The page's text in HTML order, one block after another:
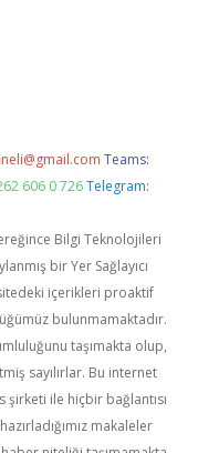
Teams:
606 0 726 Telegram:
Bilgi Teknolojileri
bir Yer Sağlayıcı
içerikleri proaktif
bulunmamaktadır.
taşımakta olup,
sayılırlar. Bu internet
şirketi ile hiçbir bağlantısı
makaleler